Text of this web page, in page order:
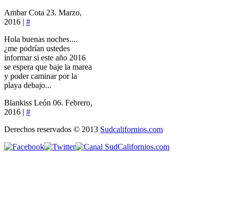
Ambar Cota 23. Marzo,
2016 | #
Hola buenas noches....
¿me podrían ustedes
informar si este año 2016
se espera que baje la marea
y poder caminar por la
playa debajo...
Blankiss León 06. Febrero,
2016 | #
Derechos reservados © 2013 Sudcalifornios.com